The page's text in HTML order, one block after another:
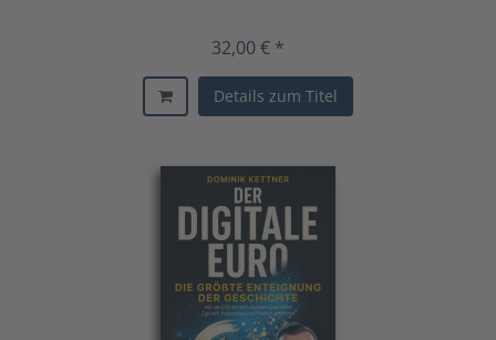
32,00 € *
Details zum Titel